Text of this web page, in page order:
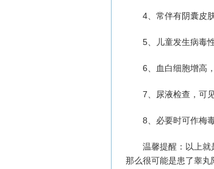
4、常伴有阴囊皮肤
5、儿童发生病毒性
6、血白细胞增高，
7、尿液检查，可见
8、必要时可作梅毒
温馨提醒：以上就是
那么很可能是患了睾